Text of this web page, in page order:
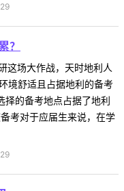
？
这场大作战，天时地利人
境舒适且占据地利的备考
择的备考地点占据了地利
考对于应届生来说，在学